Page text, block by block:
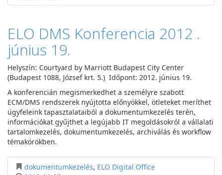
ELO DMS Konferencia 2012 .
június 19.
Helyszín: Courtyard by Marriott Budapest City Center
(Budapest 1088, József krt. 5.) Időpont: 2012. június 19.
A konferencián megismerkedhet a személyre szabott
ECM/DMS rendszerek nyújtotta előnyökkel, ötleteket meríthet
ügyfeleink tapasztalataiból a dokumentumkezelés terén,
információkat gyűjthet a legújabb IT megoldásokról a vállalati
tartalomkezelés, dokumentumkezelés, archiválás és workflow
témakörökben.
dokumentumkezelés, ELO Digital Office